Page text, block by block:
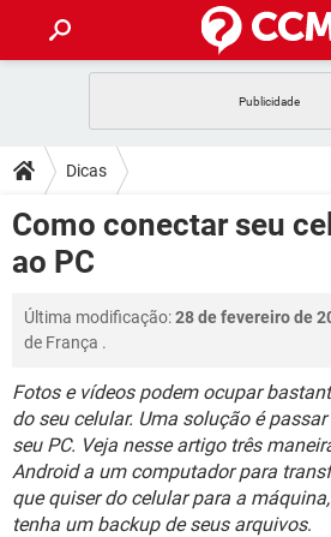
CELULAR
OUTLOOK EXCEL
INSTAGRAM
DICAS
JOGOS
CELULAR
INSTAGRAM GMAIL
DOWNLOADS
JOGOS
OUTLOOK
INSTAGRAM GMAIL
GUIA DE COMPRAS
FÓRUM
JOGOS
OUTLOOK EXCEL
INSTAGRAM GMAIL
GUIA DE COMPRAS
GLOSSÁRIO
JOGOS
CELULAR
OUTLOOK EXCEL
INSTAGRAM GMAIL
Dicas
Como conectar seu
ao PC
Última modificação:28 de fevereiro de
de França .
Fotos e vídeos podem ocupar
do seu celular. Uma solução é
seu PC. Veja nesse artigo três
Android a um computador para
que quiser do celular para a
tenha um backup de seus arquivos.